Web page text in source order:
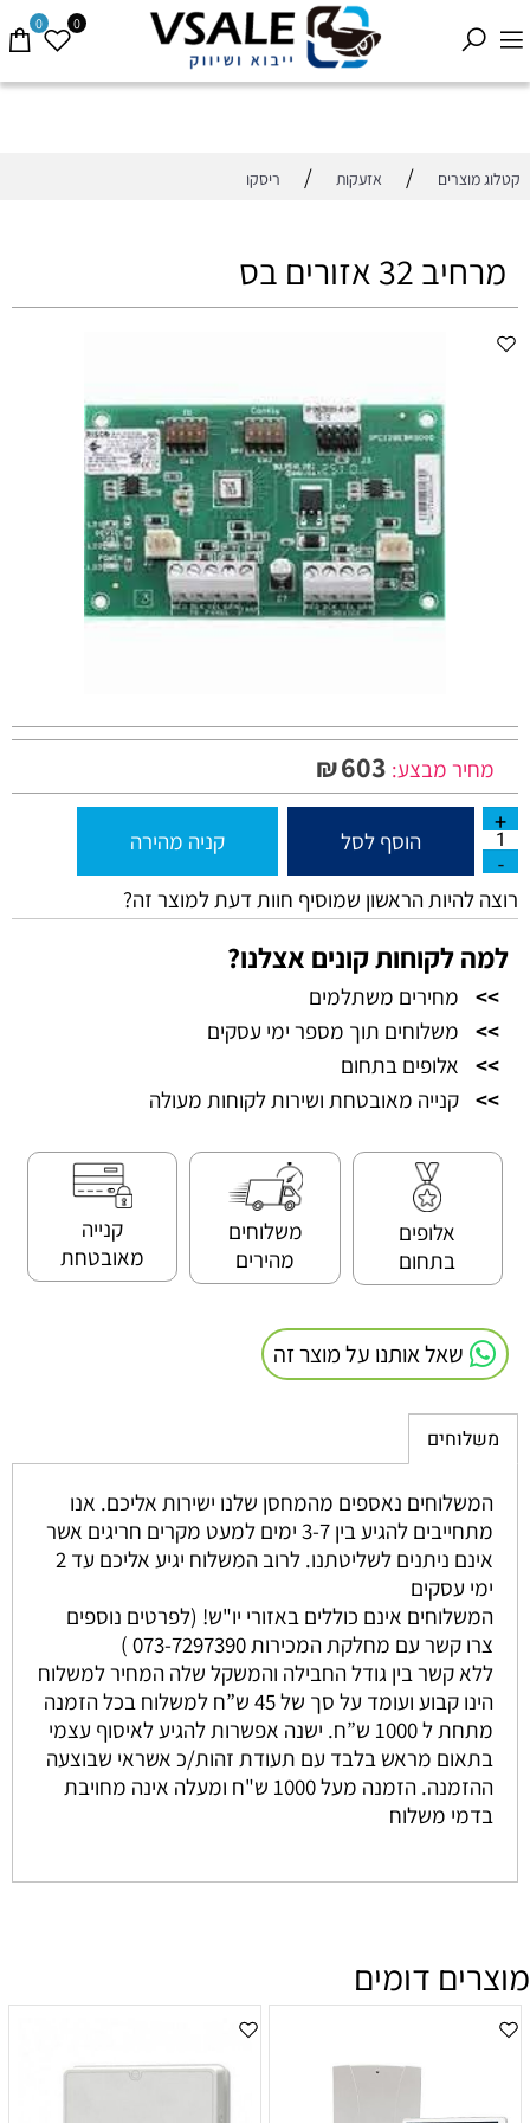
0 0
קטלוג מוצרים / אזעקות / ריסקו
מרחיב 32 אזורים בס
מחיר מבצע: ₪603
הוסף לסל קניה מהירה
רוצה להיות הראשון שמוסיף חוות דעת למוצר זה?
למה לקוחות קונים אצלנו?
>>
מחירים משתלמים
>>
משלוחים תוך מספר ימי עסקים
>>
אלופים בתחום
>> קנייה מאובטחת ושירות לקוחות מעולה
אלופים
בתחום
משלוחים
מהירים
קנייה
מאובטחת
שאל אותנו על מוצר זה
משלוחים
המשלוחים נאספים מהמחסן שלנו ישירות אליכם. אנו
מתחייבים להגיע בין 3-7 ימים למעט מקרים חריגים אשר
אינם ניתנים לשליטתנו. לרוב המשלוח יגיע אליכם עד 2
ימי עסקים
המשלוחים אינם כוללים באזורי יו"ש! (לפרטים נוספים
צרו קשר עם מחלקת המכירות 073-7297390 )
ללא קשר בין גודל החבילה והמשקל שלה המחיר למשלוח
הינו קבוע ועומד על סך של 45 ש”ח למשלוח בכל הזמנה
מתחת ל 1000 ש”ח. ישנה אפשרות להגיע לאיסוף עצמי
בתאום מראש בלבד עם תעודת זהות/כ אשראי שבוצעה
ההזמנה. הזמנה מעל 1000 ש"ח ומעלה אינה מחויבת
בדמי משלוח
מוצרים דומים